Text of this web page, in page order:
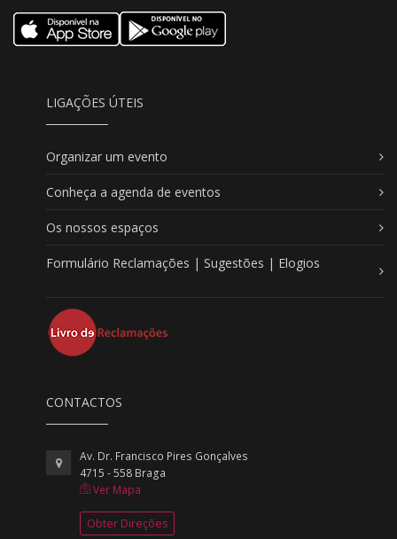
LIGAÇÕES ÚTEIS
Organizar um evento
Conheça a agenda de eventos
Os nossos espaços
Formulário Reclamações | Sugestões | Elogios
CONTACTOS
Av. Dr. Francisco Pires Gonçalves
4715 - 558 Braga
Ver Mapa
Obter Direções